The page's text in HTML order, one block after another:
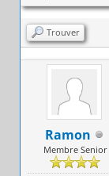
Trouver
Ramon
Membre Senior